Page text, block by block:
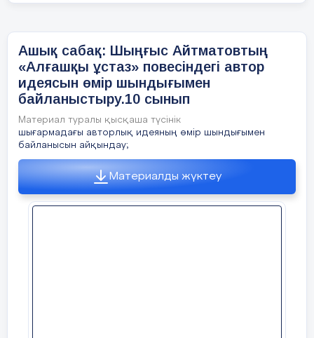
ұрпақ – тәуелсіз елдің тірегі.
5. «Өтірік сөз өрге баспас». Өз ойыңды
білдір.
Ашық сабақ: Шыңғыс Айтматовтың
«Алғашқы ұстаз» повесіндегі автор
идеясын өмір шындығымен
байланыстыру.10 сынып
Материал туралы қысқаша түсінік
шығармадағы авторлық идеяның өмір шындығымен
байланысын айқындау;
Материалды жүктеу